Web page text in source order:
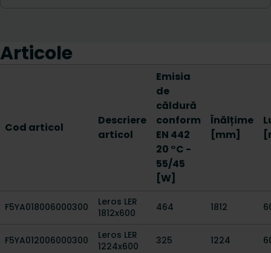
Articole
Cod articol
Descriere
articol
Emisia
de
căldură
conform
EN 442
20 °C -
55/45
[W]
Înălțime
[mm]
F5YA018006000300
Leros LER
1812x600
464 1812
F5YA012006000300
Leros LER
1224x600
325 1224